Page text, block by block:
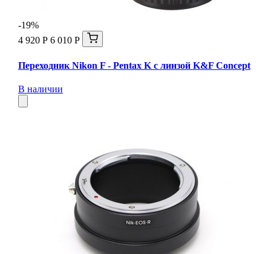
-19%
4 920 Р 6 010 Р
Переходник Nikon F - Pentax K с линзой K&F Concept
В наличии